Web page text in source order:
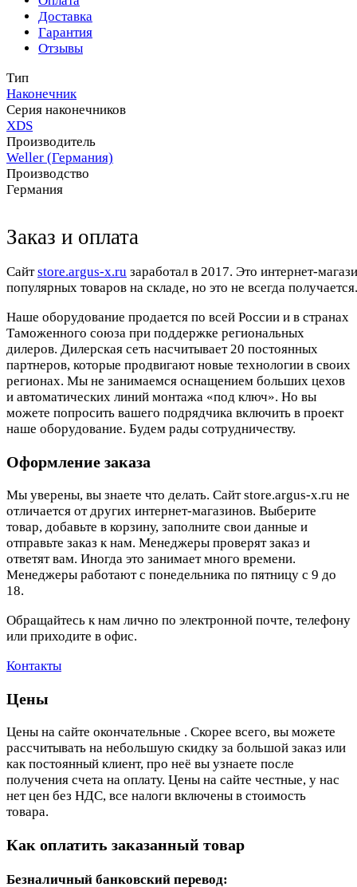
Доставка
Гарантия
Отзывы
Тип
Наконечник
Серия наконечников
XDS
Производитель
Weller (Германия)
Производство
Германия
Заказ и оплата
Cайтstore.argus-x.ru заработал в 2017. Это интернет-
популярных товаров на складе, но это не всегда
Наше оборудование продается по всей России и в странах
Таможенного союза при поддержке региональных
дилеров. Дилерская сеть насчитывает 20 постоянных
партнеров, которые продвигают новые технологии в своих
регионах. Мы не занимаемся оснащением больших цехов
и автоматических линий монтажа «под ключ». Но вы
можете попросить вашего подрядчика включить в проект
наше оборудование. Будем рады сотрудничеству.
Оформление заказа
Мы уверены, вы знаете что делать. Сайт store.argus-x.ru не
отличается от других интернет-магазинов. Выберите
товар, добавьте в корзину, заполните свои данные и
отправьте заказ к нам. Менеджеры проверят заказ и
ответят вам. Иногда это занимает много времени.
Менеджеры работают с понедельника по пятницу с 9 до
18.
Обращайтесь к нам лично по электронной почте, телефону
или приходите в офис.
Контакты
Цены
Цены на сайте окончательные . Скорее всего, вы можете
рассчитывать на небольшую скидку за большой заказ или
как постоянный клиент, про неё вы узнаете после
получения счета на оплату. Цены на сайте честные, у нас
нет цен без НДС, все налоги включены в стоимость
товара.
Как оплатить заказанный товар
Безналичный банковский перевод: